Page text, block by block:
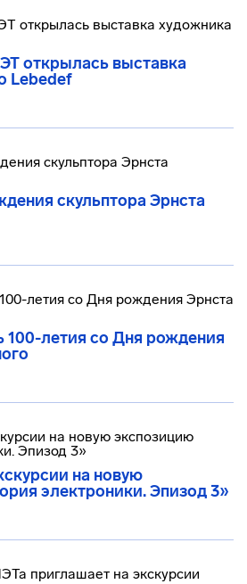
открылась выставка
Lebedef
скульптора Эрнста
100-летия со Дня рождения
на новую
электроники. Эпизод 3»